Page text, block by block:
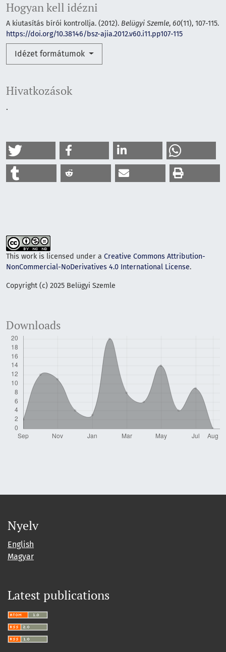
Hogyan kell idézni
A kiutasítás bírói kontrollja. (2012). Belügyi Szemle, 60(11), 107-115.
https://doi.org/10.38146/bsz-ajia.2012.v60.i11.pp107-115
Idézet formátumok
Hivatkozások
.
This work is licensed under a Creative Commons Attribution-
NonCommercial-NoDerivatives 4.0 International License.
Copyright (c) 2025 Belügyi Szemle
Downloads
Nyelv
English
Magyar
Latest publications